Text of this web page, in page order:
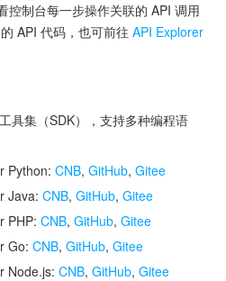
控制台每一步操作关联的 API 调用
API 代码，也可前往 API Explorer
具集（SDK），支持多种编程语
Python: CNB, GitHub, Gitee
Java: CNB, GitHub, Gitee
PHP: CNB, GitHub, Gitee
Go: CNB, GitHub, Gitee
Node.js: CNB, GitHub, Gitee